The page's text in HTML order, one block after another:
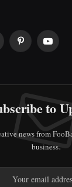
PinterestYouTube
to
news from
business.